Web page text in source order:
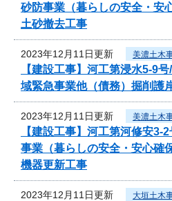
砂防事業（暮らしの安全・安
土砂撤去工事
2023年12月11日更新 美濃土木
【建設工事】河工第浸水5-9
域緊急事業他（債務）掘削護
2023年12月11日更新 美濃土木
【建設工事】河工第河修安
事業（暮らしの安全・安心確
機器更新工事
2023年12月11日更新 大垣土木